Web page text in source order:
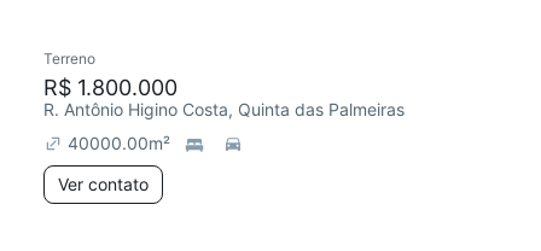
Terreno
R$ 1.800.000
R. Antônio Higino Costa, Quinta das Palmeiras
40000.00m²
Ver contato